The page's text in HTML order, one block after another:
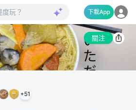
下載App
關注
+51